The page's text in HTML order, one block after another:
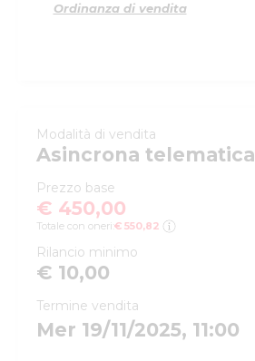
Ordinanza di vendita
Modalità di vendita
Asincrona telematica
Prezzo base
€ 450,00
Totale con oneri: € 550,82
Rilancio minimo
€ 10,00
Termine vendita
Mer 19/11/2025, 11:00